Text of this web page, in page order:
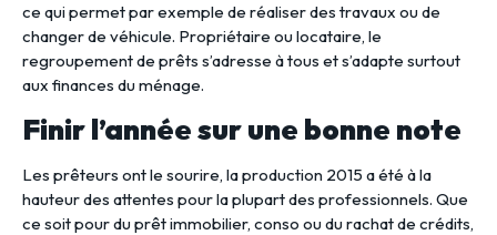
ce qui permet par exemple de réaliser des travaux ou de
changer de véhicule. Propriétaire ou locataire, le
regroupement de prêts s’adresse à tous et s’adapte surtout
aux finances du ménage.
Finir l’année sur une bonne note
Les prêteurs ont le sourire, la production 2015 a été à la
hauteur des attentes pour la plupart des professionnels. Que
ce soit pour du prêt immobilier, conso ou du rachat de crédits,